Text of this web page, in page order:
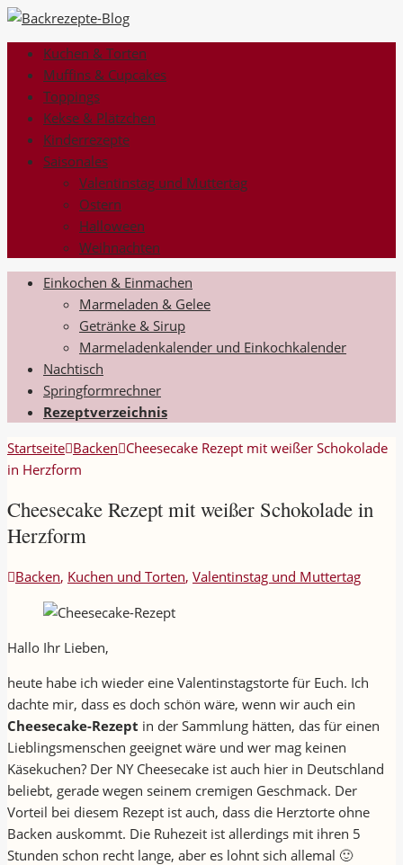
Kuchen & Torten
Muffins & Cupcakes
Toppings
Kekse & Plätzchen
Kinderrezepte
Saisonales
Valentinstag und Muttertag
Ostern
Halloween
Weihnachten
Einkochen & Einmachen
Marmeladen & Gelee
Getränke & Sirup
Marmeladenkalender und Einkochkalender
Nachtisch
Springformrechner
Rezeptverzeichnis
Startseite Backen Cheesecake Rezept mit weißer Schokolade
in Herzform
Cheesecake Rezept mit weißer Schokolade in
Herzform
Backen, Kuchen und Torten, Valentinstag und Muttertag
Hallo Ihr Lieben,
heute habe ich wieder eine Valentinstagstorte für Euch. Ich
dachte mir, dass es doch schön wäre, wenn wir auch ein
Cheesecake-Rezept in der Sammlung hätten, das für einen
Lieblingsmenschen geeignet wäre und wer mag keinen
Käsekuchen? Der NY Cheesecake ist auch hier in Deutschland
beliebt, gerade wegen seinem cremigen Geschmack. Der
Vorteil bei diesem Rezept ist auch, dass die Herztorte ohne
Backen auskommt. Die Ruhezeit ist allerdings mit ihren 5
Stunden schon recht lange, aber es lohnt sich allemal 🙂